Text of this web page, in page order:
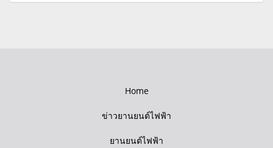
Home
ข่าวยานยนต์ไฟฟ้า
ยานยนต์ไฟฟ้า